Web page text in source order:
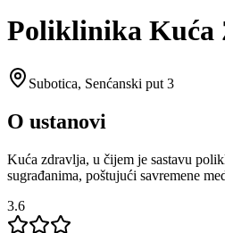
Poliklinika Kuća
Subotica, Senćanski put 3
O ustanovi
Kuća zdravlja, u čijem je sastavu
sugrađanima, poštujući savremene
3.6